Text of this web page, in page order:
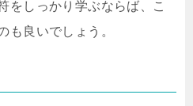
をしっかり学ぶならば、こ
も良いでしょう。